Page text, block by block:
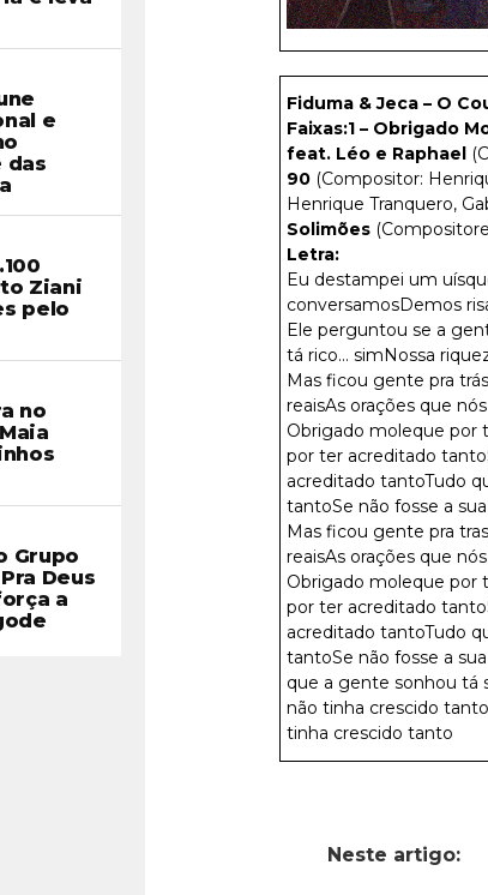
e
das
Ziani
pelo
no
Grupo
Deus
a
Fiduma & Jeca – O
Faixas:1 – Obrigado
feat. Léo e Raphael
90 (Compositor:
Henrique Tranquero,
Solimões
Letra:
Eu destampei um
conversamosDemos
Ele perguntou se a
tá rico… simNossa
Mas ficou gente pra
reaisAs orações que
Obrigado moleque por
por ter acreditado
acreditado tantoTudo
tantoSe não fosse a
Mas ficou gente pra
reaisAs orações que
Obrigado moleque por
por ter acreditado
acreditado tantoTudo
tantoSe não fosse a
que a gente sonhou tá
não tinha crescido
tinha crescido tanto
Neste artigo: